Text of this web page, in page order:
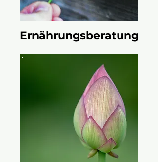
Ernährungsberatung